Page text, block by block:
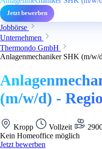
Jetzt bewerben
Jobbörse
Unternehmen
Thermondo GmbH
Anlagenmechaniker SHK (m/
(m/w/d) -
Kropp Vollzeit
Kein Homeoffice möglich
Jetzt bewerben